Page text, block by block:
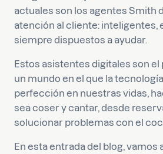
actuales son los agentes Smith
atención al cliente: inteligentes,
siempre dispuestos a ayudar.
Estos asistentes digitales son
un mundo en el que la
perfección en nuestras vidas,
sea coser y cantar, desde
solucionar problemas con el
En esta entrada del blog, vamos